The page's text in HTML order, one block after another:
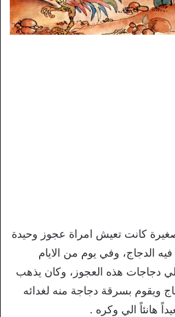
كانت تعيش امراة عجوز وحيدة
الدجاج، وفي يوم من الايام
دجاجات هذه العجوز، وكان يذهب
ويقوم بسرقة دجاجة منه لغدائه
هانئاً الي وكره .